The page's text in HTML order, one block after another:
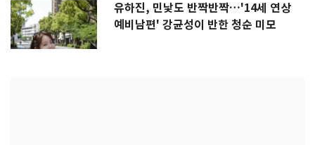
유하진, 민낯도 반짝반짝…'14세 연상
예비남편' 강균성이 반한 청순 미모